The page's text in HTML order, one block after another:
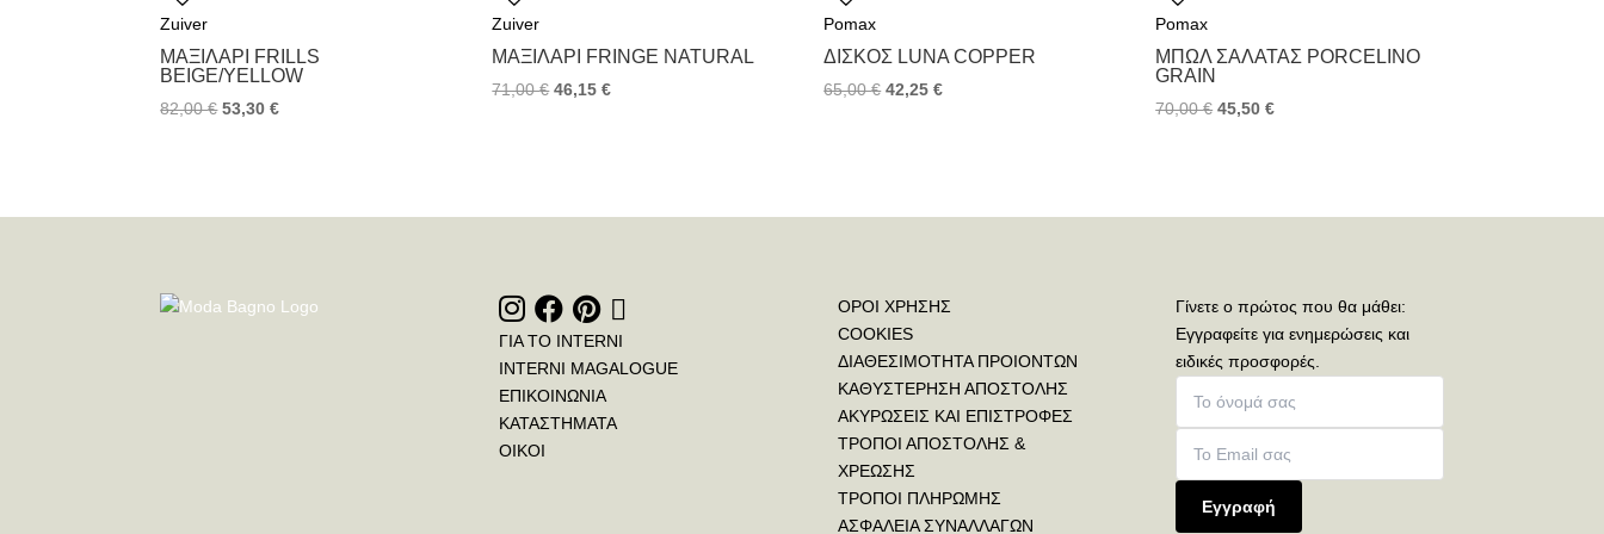
o
k
s
Zuiver
ΜΑΞΙΛΆΡΙ FRILLS
BEIGE/YELLOW
82,00€ 53,30€
Zuiver
ΜΑΞΙΛΆΡΙ FRINGE NATURAL
71,00€ 46,15€
Pomax
ΔΊΣΚΟΣ LUNA COPPER
65,00€ 42,25€
Pomax
ΜΠΩΛ ΣΑΛΆΤΑΣ PORCELINO
GRAIN
70,00€ 45,50€
ΓΙΑ ΤΟ INTERNI
INTERNI MAGALOGUE
ΕΠΙΚΟΙΝΩΝΙΑ
ΚΑΤΑΣΤΗΜΑΤΑ
ΟΙΚΟΙ
ΟΡΟΙ ΧΡΗΣΗΣ
COOKIES
ΔΙΑΘΕΣΙΜΟΤΗΤΑ ΠΡΟΙΟΝΤΩΝ
ΚΑΘΥΣΤΕΡΗΣΗ ΑΠΟΣΤΟΛΗΣ
ΑΚΥΡΩΣΕΙΣ ΚΑΙ ΕΠΙΣΤΡΟΦΕΣ
ΤΡΟΠΟΙ ΑΠΟΣΤΟΛΗΣ &
ΧΡΕΩΣΗΣ
ΤΡΟΠΟΙ ΠΛΗΡΩΜΗΣ
ΑΣΦΑΛΕΙΑ ΣΥΝΑΛΛΑΓΩΝ
Γίνετε ο πρώτος που θα μάθει:
Εγγραφείτε για ενημερώσεις και
ειδικές προσφορές.
Εγγραφή